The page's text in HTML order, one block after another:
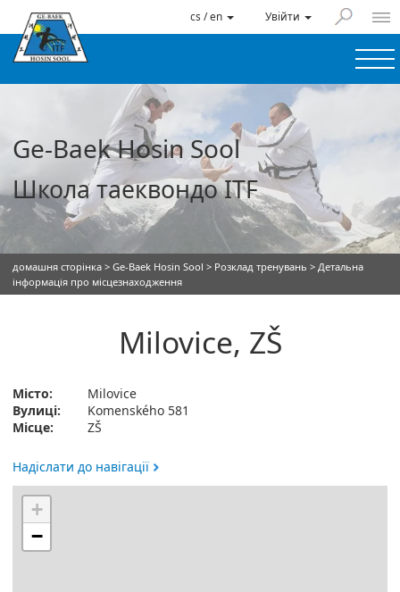
cs / en Увійти
Ge-Baek Hosin Sool
Школа таеквондо ITF
домашня сторінка > Ge-Baek Hosin Sool > Розклад тренувань > Детальна
інформація про місцезнаходження
Milovice, ZŠ
Місто:
Milovice
Вулиці:
Komenského 581
Місце:
ZŠ
Надіслати до навігації
+
−